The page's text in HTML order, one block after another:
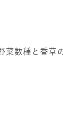
菜数種と香草